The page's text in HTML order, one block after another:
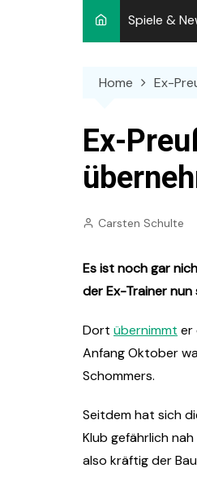
Spiele &
Team-
Testspiele
Archiv
Home Ex-
Ex-
Carsten Schulte
Es ist noch gar
der Ex-Trainer nun
Dort übernimmt er
Anfang Oktober
Schommers.
Seitdem hat sich
Klub gefährlich
also kräftig der